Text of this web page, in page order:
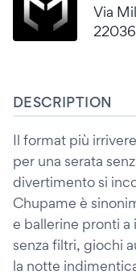
Via
DESCRIPTION
Il format più
per una serata
divertimento si
Chupame è
e ballerine pronti
senza filtri, giochi
la notte